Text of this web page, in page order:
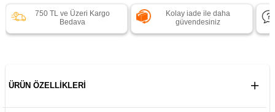
750 TL ve Üzeri Kargo
Bedava
Kolay iade ile daha
güvendesiniz
ÜRÜN ÖZELLIKLERI